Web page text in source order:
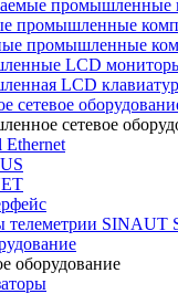
промышленные
промышленные
LCD
LCD
сетевое
сетевое
Ethernet
телеметрии SINAUT
оборудование